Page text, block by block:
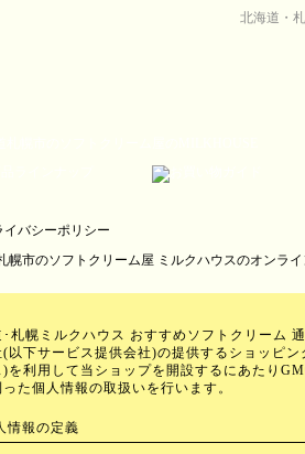
北海道・
イバシーポリシー
札幌ミルクハウス おすすめソフトクリーム
(以下サービス提供会社)の提供するショッピ
)を利用して当ショップを開設するにあたり
った個人情報の取扱いを行います。
情報の定義